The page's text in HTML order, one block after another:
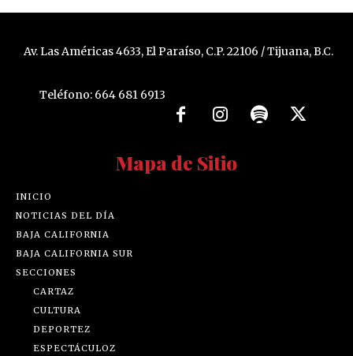
Av. Las Américas 4633, El Paraíso, C.P. 22106 / Tijuana, B.C.
Teléfono: 664 681 6913
Mapa de Sitio
INICIO
NOTICIAS DEL DÍA
BAJA CALIFORNIA
BAJA CALIFORNIA SUR
SECCIONES
CARTAZ
CULTURA
DEPORTEZ
ESPECTÁCULOZ